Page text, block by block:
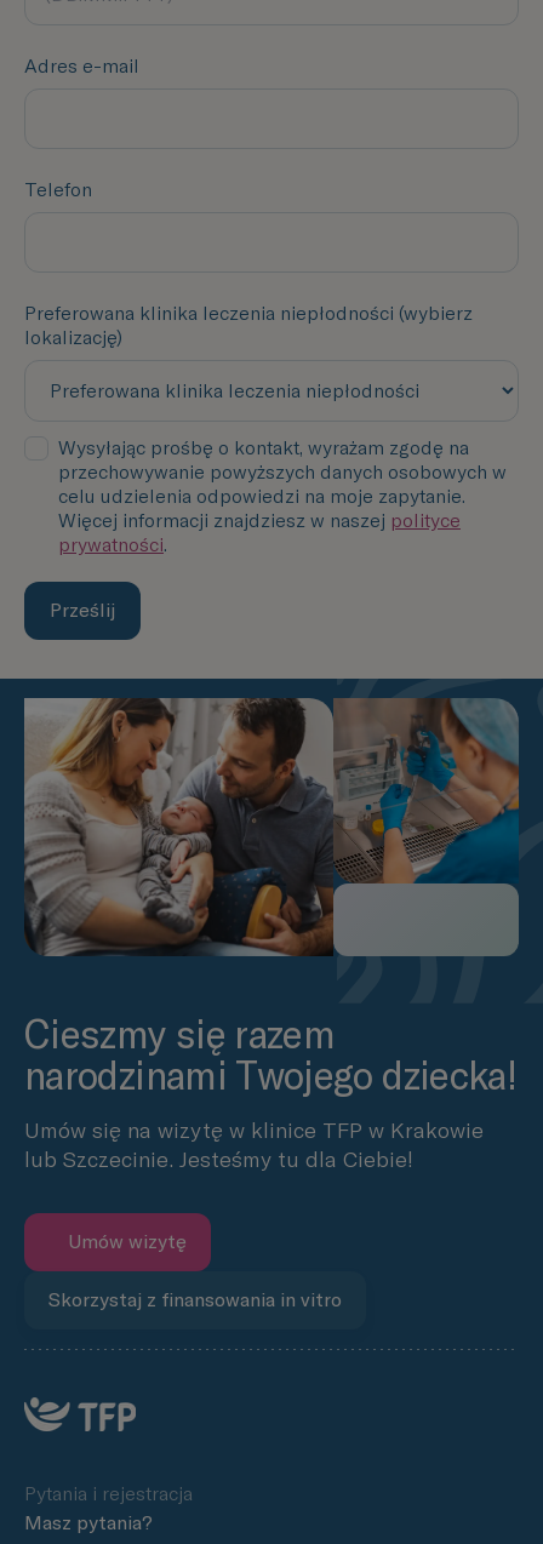
Adres e-mail
Telefon
Preferowana klinika leczenia niepłodności (wybierz
lokalizację)
Wysyłając prośbę o kontakt, wyrażam zgodę na
przechowywanie powyższych danych osobowych w
celu udzielenia odpowiedzi na moje zapytanie.
Więcej informacji znajdziesz w naszej polityce
prywatności.
Prześlij
Cieszmy się razem
narodzinami Twojego dziecka!
Umów się na wizytę w klinice TFP w Krakowie
lub Szczecinie. Jesteśmy tu dla Ciebie!
Umów wizytę
Skorzystaj z finansowania in vitro
Pytania i rejestracja
Masz pytania?